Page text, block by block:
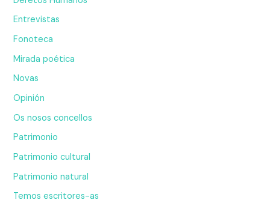
Entrevistas
Fonoteca
Mirada poética
Novas
Opinión
Os nosos concellos
Patrimonio
Patrimonio cultural
Patrimonio natural
Temos escritores-as